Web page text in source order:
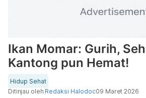
Ikan Momar: Gurih,
Kantong pun Hemat!
Hidup Sehat
Ditinjau oleh Redaksi Halodoc09 Maret 2026